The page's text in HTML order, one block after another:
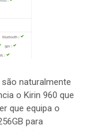
naturalmente
o Kirin 960 que
que equipa o
para